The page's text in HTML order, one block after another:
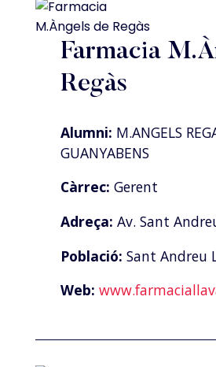
Farmacia
Regàs
Alumni: M.ANGELS
GUANYABENS
Càrrec: Gerent
Adreça: Av. Sant
Població: Sant Andreu
Web: